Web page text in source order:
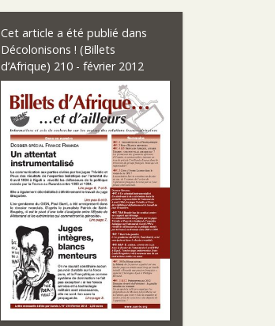
Cet article a été publié dans
Décolonisons ! (Billets
d’Afrique) 210 - février 2012